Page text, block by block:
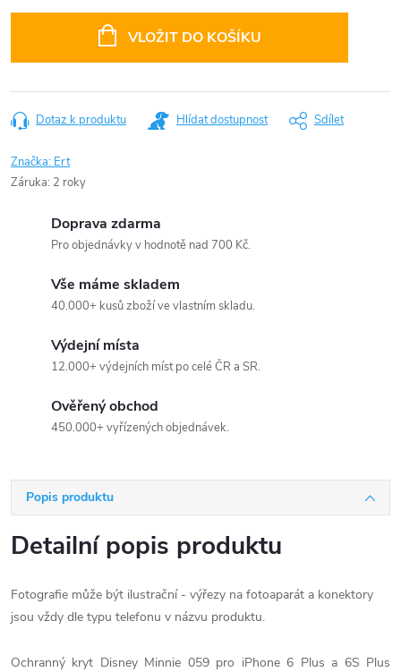
VLOŽIT DO KOŠÍKU
Dotaz k produktu Hlídat dostupnost Sdílet
Značka: Ert
Záruka: 2 roky
Doprava zdarma
Pro objednávky v hodnotě nad 700 Kč.
Vše máme skladem
40.000+ kusů zboží ve vlastním skladu.
Výdejní místa
12.000+ výdejních míst po celé ČR a SR.
Ověřený obchod
450.000+ vyřízených objednávek.
Popis produktu
Detailní popis produktu
Fotografie může být ilustrační - výřezy na fotoaparát a konektory
jsou vždy dle typu telefonu v názvu produktu.
Ochranný kryt Disney Minnie 059 pro iPhone 6 Plus a 6S Plus